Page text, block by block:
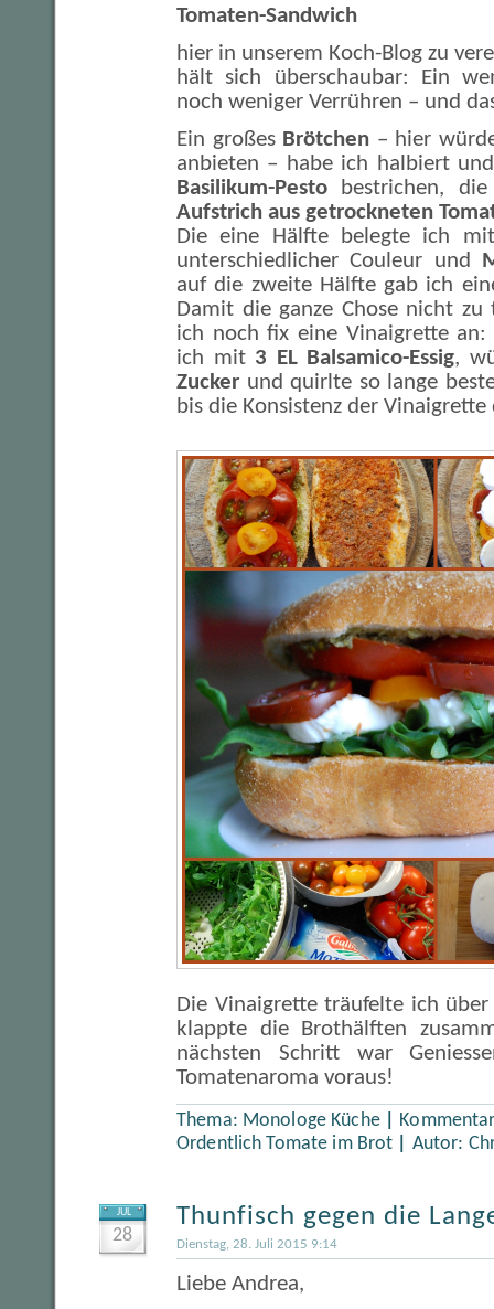
Tomaten-Sandwich
hier in unserem Koch-Blog zu
hält sich überschaubar: Ein
noch weniger Verrühren – und
Ein großes Brötchen – hier
anbieten – habe ich halbiert
Basilikum-Pesto bestrichen,
Aufstrich aus getrockneten
Die eine Hälfte belegte ich
unterschiedlicher Couleur und
auf die zweite Hälfte gab ich
Damit die ganze Chose nicht
ich noch fix eine Vinaigrette an:
ich mit 3 EL Balsamico-Essig,
Zucker und quirlte so lange
bis die Konsistenz der
Die Vinaigrette träufelte ich
klappte die Brothälften
nächsten Schritt war
Tomatenaroma voraus!
Thema: Monologe Küche
Ordentlich Tomate im Brot
Autor:
JUL
28
Thunfisch gegen die
Dienstag, 28. Juli 2015 9:14
Liebe Andrea,